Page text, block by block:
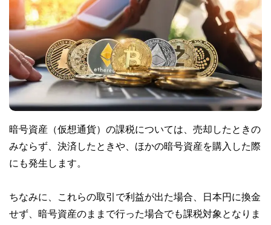
暗号資産（仮想通貨）の課税については、売却したときの
みならず、決済したときや、ほかの暗号資産を購入した際
にも発生します。
ちなみに、これらの取引で利益が出た場合、日本円に換金
せず、暗号資産のままで行った場合でも課税対象となりま